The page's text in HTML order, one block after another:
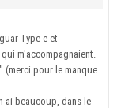
Type-e et
m'accompagnaient.
(merci pour le manque
ai beaucoup, dans le